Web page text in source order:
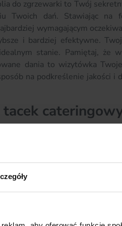
do zgrzewarki to Twój
Twoich dań. Stawiając na
wymagającym
i bardziej efektywne.
stanie. Pamiętaj, że
dania to wizytówka
na podkreślenie jakości i
błyszczy i przyciąga
ochronę przed
wykwintne dania główne,
niej Twój catering zyska